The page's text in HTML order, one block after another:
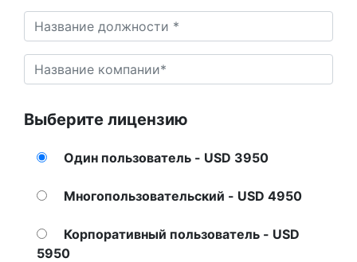
Выберите лицензию
Один пользователь - USD 3950
Многопользовательский - USD 4950
Корпоративный пользователь - USD
5950